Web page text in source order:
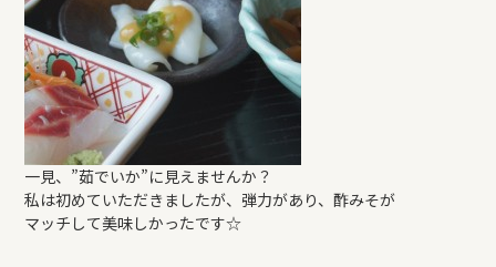
一見、”茹でいか”に見えませんか？
私は初めていただきましたが、弾力があり、酢みそが
マッチして美味しかったです☆